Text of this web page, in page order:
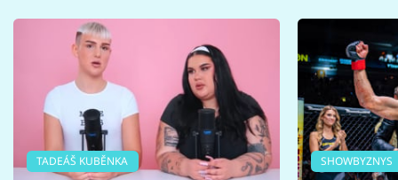
TADEÁŠ KUBĚNKA SHOWBYZNYS